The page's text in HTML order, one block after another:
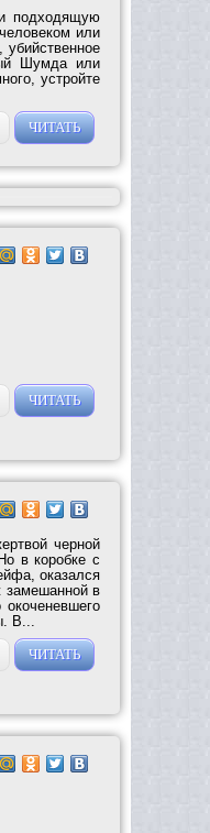
подходящую
или
убийственное
Шумда или
устройте
ЧИТАТЬ
ЧИТАТЬ
черной
в коробке с
оказался
замешанной в
В...
ЧИТАТЬ